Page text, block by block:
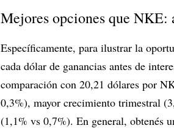
Mejores opciones que
Específicamente, para ilustrar la
cada dólar de ganancias antes de
comparación con 20,21 dólares por
0,3%), mayor crecimiento trimestral
(1,1% vs 0,7%). En general, obtenés